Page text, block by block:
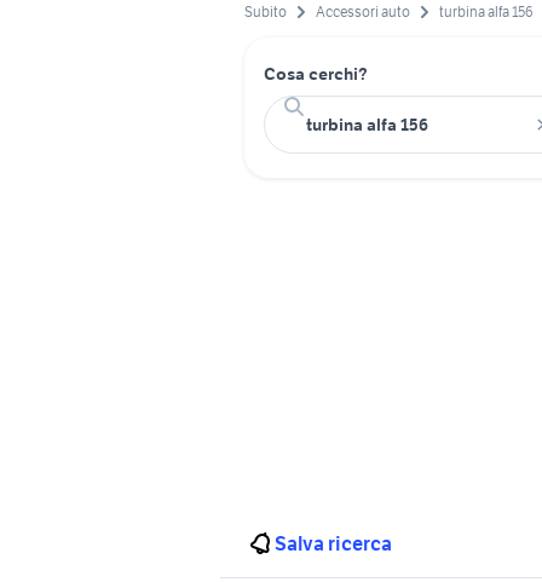
Subito Accessori auto turbina alfa 156
Cosa cerchi?
Salva ricerca